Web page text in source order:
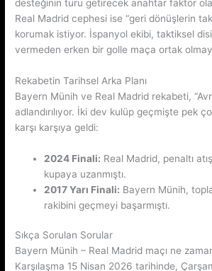
desteğinin turu getirecek anahtar faktör
Real Madrid cephesi ise “geri dönüşlerin
korumak istiyor. İspanyol ekibi, taktiksel
vermeden erken bir golle maça ortak
Rekabetin Tarihsel Arka Planı
Bayern Münih ve Real Madrid rekabeti,
adlandırılıyor. İki dev kulüp geçmişte pek
karşı karşıya geldi:
2024 Finali: Real Madrid, penaltı
kupaya uzanmıştı.
2017 Yarı Finali: Bayern Münih,
rakibini geçmeyi başarmıştı.
Sıkça Sorulan Sorular
Bayern Münih – Real Madrid maçı ne
Karşılaşma 15 Nisan 2026 tarihinde,